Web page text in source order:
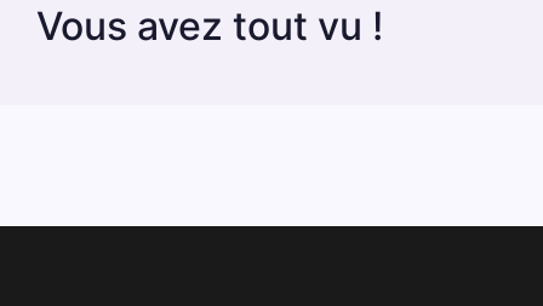
Vous avez tout vu !